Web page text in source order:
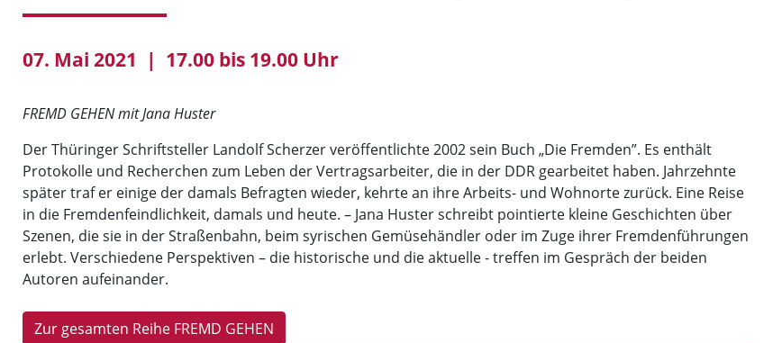
07. Mai 2021 | 17.00 bis 19.00 Uhr
FREMD GEHEN mit Jana Huster
Der Thüringer Schriftsteller Landolf Scherzer veröffentlichte 2002 sein Buch „Die Fremden”. Es enthält
Protokolle und Recherchen zum Leben der Vertragsarbeiter, die in der DDR gearbeitet haben. Jahrzehnte
später traf er einige der damals Befragten wieder, kehrte an ihre Arbeits- und Wohnorte zurück. Eine Reise
in die Fremdenfeindlichkeit, damals und heute. – Jana Huster schreibt pointierte kleine Geschichten über
Szenen, die sie in der Straßenbahn, beim syrischen Gemüsehändler oder im Zuge ihrer Fremdenführungen
erlebt. Verschiedene Perspektiven – die historische und die aktuelle - treffen im Gespräch der beiden
Autoren aufeinander.
Zur gesamten Reihe FREMD GEHEN